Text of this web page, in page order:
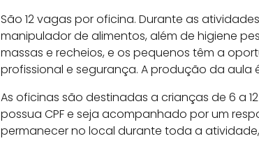
São 12 vagas por oficina. Durante as
manipulador de alimentos, além de higiene
massas e recheios, e os pequenos têm a
profissional e segurança. A produção da aula
As oficinas são destinadas a crianças de 6 a
possua CPF e seja acompanhado por um
permanecer no local durante toda a